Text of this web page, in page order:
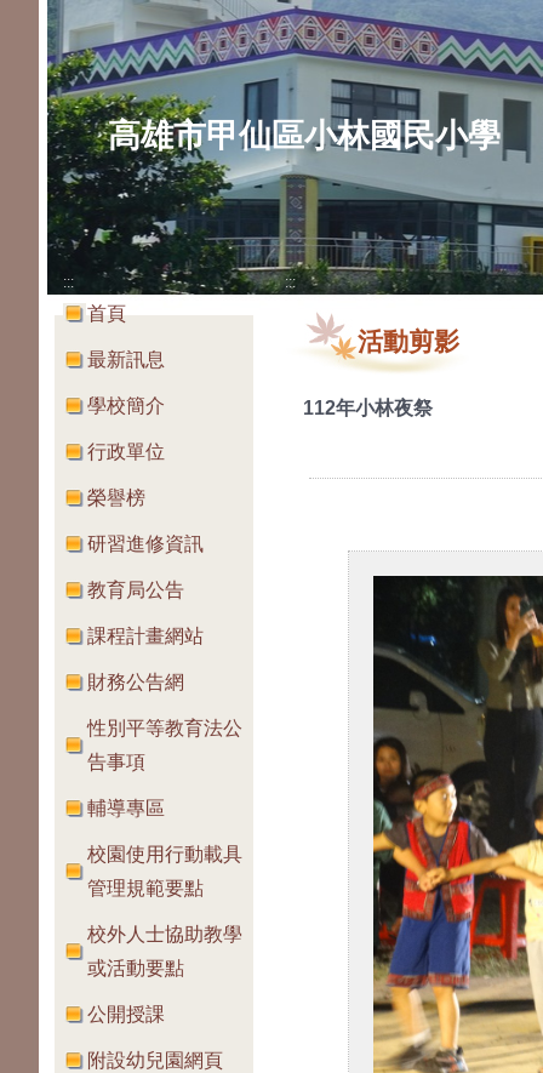
高雄市甲仙區小林國民小學
:::
首頁
最新訊息
學校簡介
行政單位
榮譽榜
研習進修資訊
教育局公告
課程計畫網站
財務公告網
性別平等教育法公
告事項
輔導專區
校園使用行動載具
管理規範要點
校外人士協助教學
或活動要點
公開授課
附設幼兒園網頁
:::
活動剪影
112年小林夜祭